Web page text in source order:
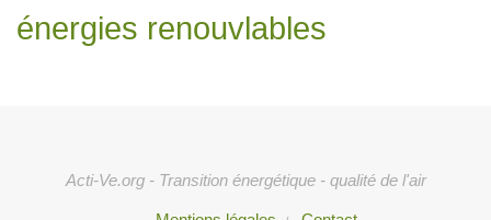
énergies renouvlables
Acti-Ve.org - Transition énergétique - qualité de l'air